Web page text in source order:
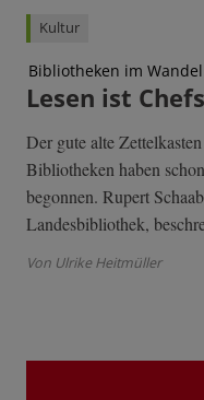
Kultur
Bibliotheken im Wandel
Lesen ist
Der gute alte
Bibliotheken haben
begonnen. Rupert
Landesbibliothek,
Von Ulrike Heitmüller